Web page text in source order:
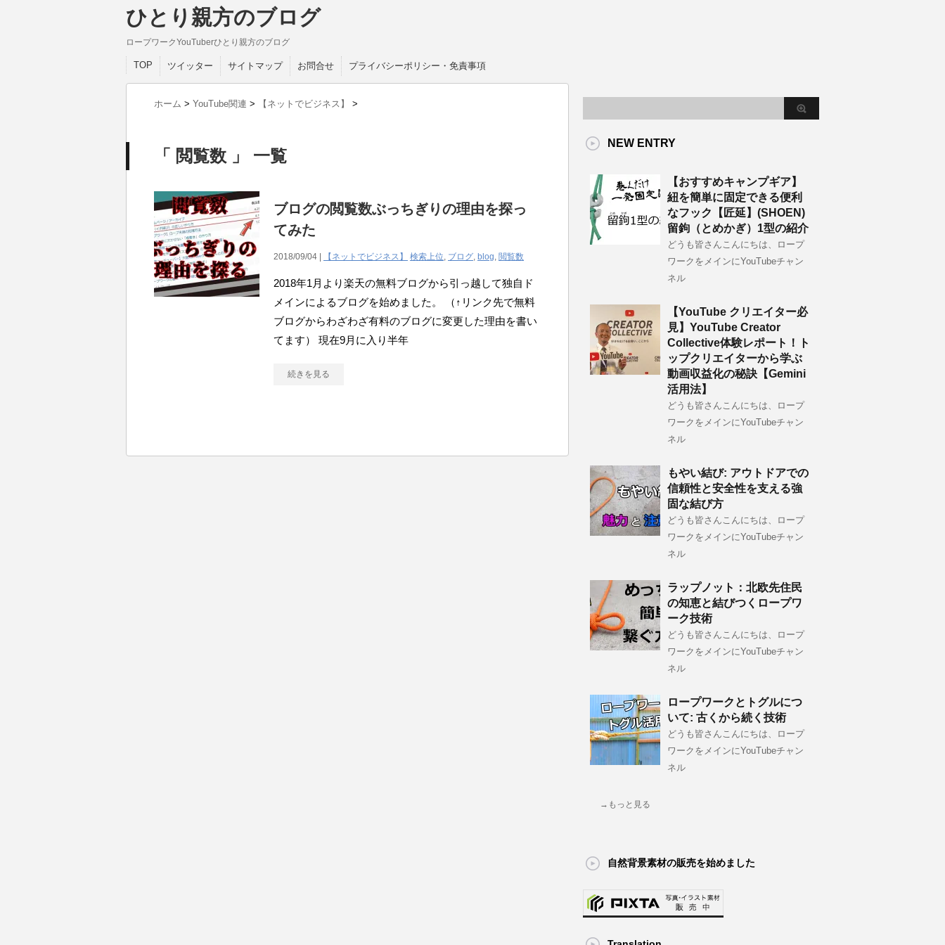
ひとり親方のブログ
ロープワークYouTuberひとり親方のブログ
TOP ツイッター サイトマップ お問合せ プライバシーポリシー・免責事項
ホーム > YouTube関連 > 【ネットでビジネス】 >
「 閲覧数 」 一覧
ブログの閲覧数ぶっちぎりの理由を探っ
てみた
2018/09/04 | 【ネットでビジネス】 検索上位, ブログ, blog, 閲覧数
2018年1月より楽天の無料ブログから引っ越して独自ド
メインによるブログを始めました。 （↑リンク先で無料
ブログからわざわざ有料のブログに変更した理由を書い
てます） 現在9月に入り半年
続きを見る
NEW ENTRY
【おすすめキャンプギア】
紐を簡単に固定できる便利
なフック【匠延】(SHOEN)
留鉤（とめかぎ）1型の紹介
どうも皆さんこんにちは、ロープ
ワークをメインにYouTubeチャン
ネル
【YouTube クリエイター必
見】YouTube Creator
Collective体験レポート！ト
ップクリエイターから学ぶ
動画収益化の秘訣【Gemini
活用法】
どうも皆さんこんにちは、ロープ
ワークをメインにYouTubeチャン
ネル
もやい結び: アウトドアでの
信頼性と安全性を支える強
固な結び方
どうも皆さんこんにちは、ロープ
ワークをメインにYouTubeチャン
ネル
ラップノット：北欧先住民
の知恵と結びつくロープワ
ーク技術
どうも皆さんこんにちは、ロープ
ワークをメインにYouTubeチャン
ネル
ロープワークとトグルにつ
いて: 古くから続く技術
どうも皆さんこんにちは、ロープ
ワークをメインにYouTubeチャン
ネル
→もっと見る
自然背景素材の販売を始めました